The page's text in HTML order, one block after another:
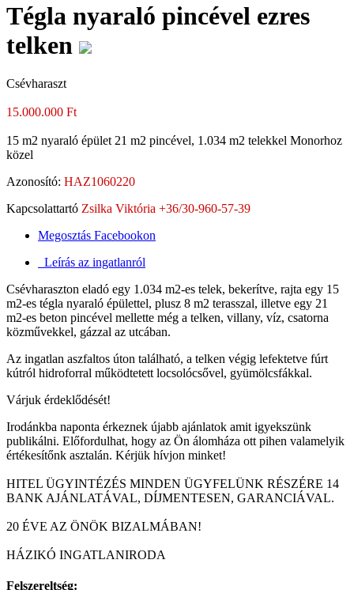
Tégla nyaraló pincével ezres
telken
Csévharaszt
15.000.000 Ft
15 m2 nyaraló épület 21 m2 pincével, 1.034 m2 telekkel Monorhoz
közel
Azonosító: HAZ1060220
Kapcsolattartó Zsilka Viktória +36/30-960-57-39
Megosztás Facebookon
Leírás az ingatlanról
Csévharaszton eladó egy 1.034 m2-es telek, bekerítve, rajta egy 15
m2-es tégla nyaraló épülettel, plusz 8 m2 terasszal, illetve egy 21
m2-es beton pincével mellette még a telken, villany, víz, csatorna
közművekkel, gázzal az utcában.
Az ingatlan aszfaltos úton található, a telken végig lefektetve fúrt
kútról hidroforral működtetett locsolócsővel, gyümölcsfákkal.
Várjuk érdeklődését!
Irodánkba naponta érkeznek újabb ajánlatok amit igyekszünk
publikálni. Előfordulhat, hogy az Ön álomháza ott pihen valamelyik
értékesítőnk asztalán. Kérjük hívjon minket!
HITEL ÜGYINTÉZÉS MINDEN ÜGYFELÜNK RÉSZÉRE 14
BANK AJÁNLATÁVAL, DÍJMENTESEN, GARANCIÁVAL.
20 ÉVE AZ ÖNÖK BIZALMÁBAN!
HÁZIKÓ INGATLANIRODA
Felszereltség: